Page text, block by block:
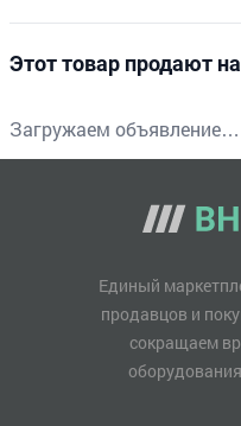
Этот товар продают
Загружаем объявление…
Единый
продавцов и
сокращаем